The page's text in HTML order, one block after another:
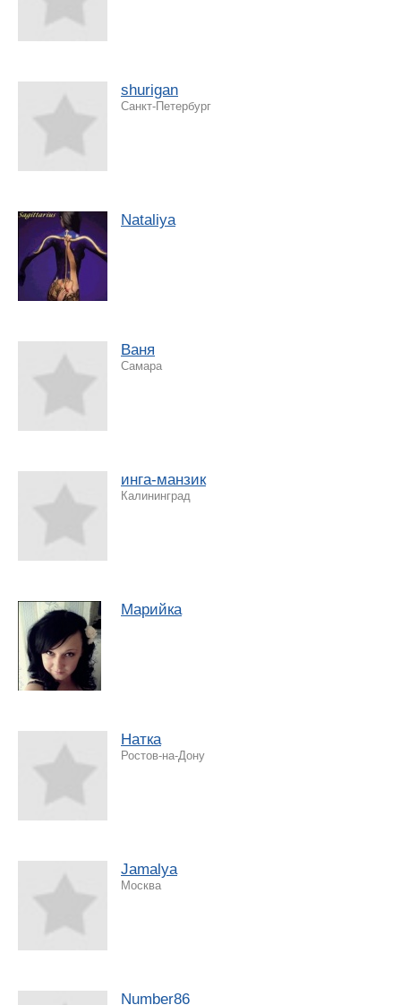
shurigan
Санкт-Петербург
Nataliya
Ваня
Самара
инга-манзик
Калининград
Марийка
Натка
Ростов-на-Дону
Jamalya
Москва
Number86